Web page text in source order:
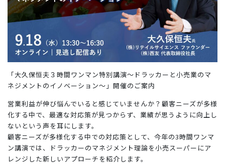
「大久保恒夫３時間ワンマン特別講演～ドラッカーと小売業のマ
ネジメントのイノベーション～」開催のご案内
営業利益が伸び悩んでいると感じていませんか？顧客ニーズが多様
化する中で、最適な対応策が見つからず、業績が思うように向上し
ないという声を耳にします。
顧客ニーズが多様化する中での対応策として、今年の3時間ワンマ
ン講演では、ドラッカーのマネジメント理論を小売スーパーにア
レンジした新しいアプローチを紹介します。